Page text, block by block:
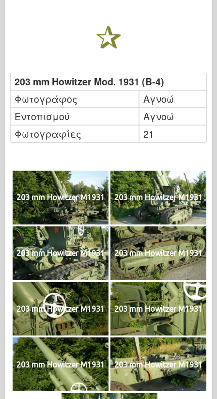
203 mm Howitzer Mod. 1931 (B-4)
Φωτογράφος
Αγνοώ
Εντοπισμού
Αγνοώ
Φωτογραφίες
21
203 mm Howitzer M1931 203 mm Howitzer M1931
203 mm Howitzer M1931 203 mm Howitzer M1931
203 mm Howitzer M1931 203 mm Howitzer M1931
203 mm Howitzer M1931 203 mm Howitzer M1931